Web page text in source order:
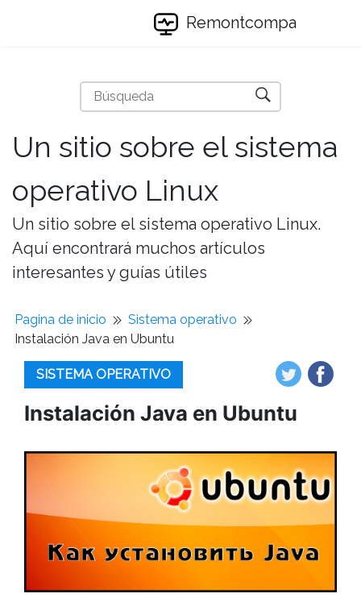
Remontcompa
Un sitio sobre el sistema
operativo Linux
Un sitio sobre el sistema operativo Linux.
Aquí encontrará muchos artículos
interesantes y guías útiles
Pagina de inicio
Sistema operativo
Instalación Java en Ubuntu
SISTEMA OPERATIVO
Instalación Java en Ubuntu